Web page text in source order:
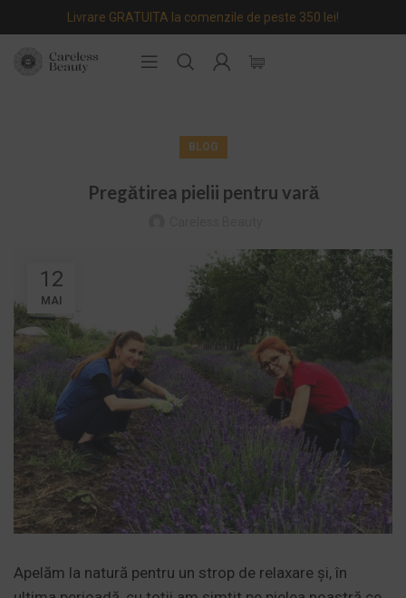
Livrare GRATUITA la comenzile de peste 350 lei!
BLOG
Pregătirea pielii pentru vară
12
MAI
Apelăm la natură pentru un strop de relaxare și, în